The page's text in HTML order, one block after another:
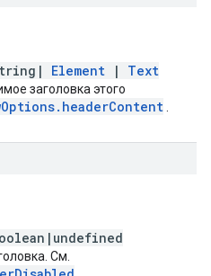
Element | Text
заголовка этого
См.